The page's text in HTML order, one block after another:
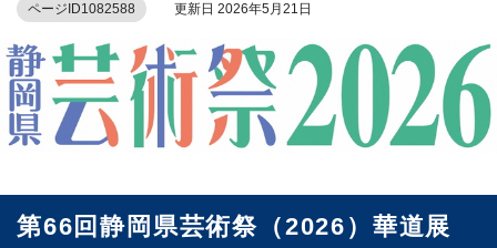
ページID1082588 更新日 2026年5月21日
第66回静岡県芸術祭（2026）華道展